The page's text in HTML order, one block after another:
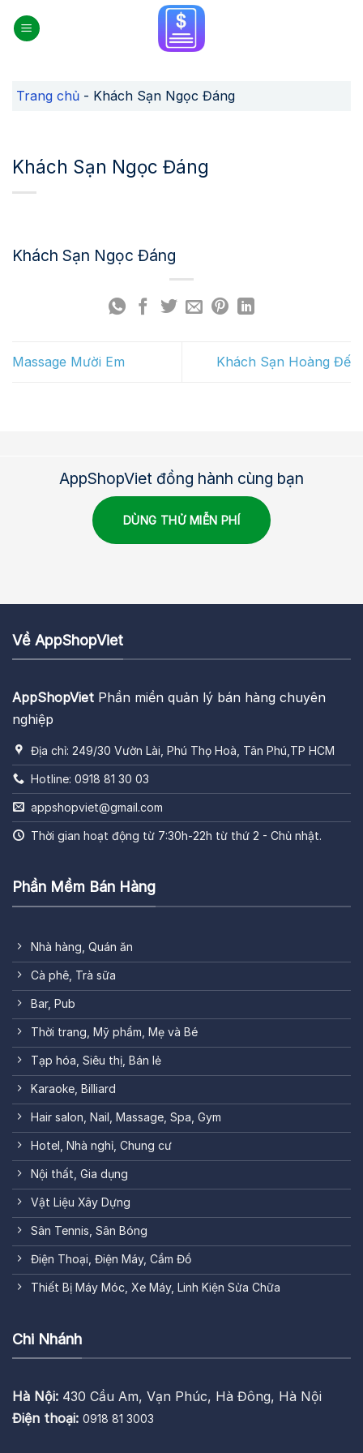
Trang chủ - Khách Sạn Ngọc Đáng
Khách Sạn Ngọc Đáng
Khách Sạn Ngọc Đáng
Massage Mười Em Khách Sạn Hoàng Đế
AppShopViet đồng hành cùng bạn
DÙNG THỬ MIỄN PHÍ
Về AppShopViet
AppShopViet Phần miền quản lý bán hàng chuyên
nghiệp
Địa chỉ: 249/30 Vườn Lài, Phú Thọ Hoà, Tân Phú,TP HCM
Hotline: 0918 81 30 03
appshopviet@gmail.com
Thời gian hoạt động từ 7:30h-22h từ thứ 2 - Chủ nhật.
Phần Mềm Bán Hàng
Nhà hàng, Quán ăn
Cà phê, Trà sữa
Bar, Pub
Thời trang, Mỹ phẩm, Mẹ và Bé
Tạp hóa, Siêu thị, Bán lẻ
Karaoke, Billiard
Hair salon, Nail, Massage, Spa, Gym
Hotel, Nhà nghỉ, Chung cư
Nội thất, Gia dụng
Vật Liệu Xây Dựng
Sân Tennis, Sân Bóng
Điện Thoại, Điện Máy, Cầm Đồ
Thiết Bị Máy Móc, Xe Máy, Linh Kiện Sửa Chữa
Chi Nhánh
Hà Nội: 430 Cầu Am, Vạn Phúc, Hà Đông, Hà Nội
Điện thoại: 0918 81 3003